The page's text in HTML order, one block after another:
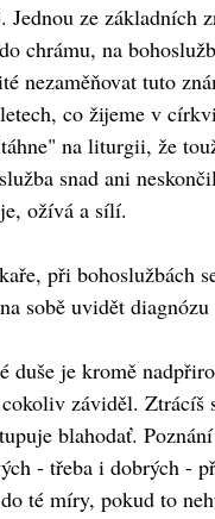
Jednou ze základních
chrámu, na
nezaměňovat tuto
co žijeme v
na liturgii, že
snad ani
ožívá a sílí.
při
sobě uvidět
duše je kromě
záviděl.
blahodať.
- třeba i dobrých -
té míry, pokud to